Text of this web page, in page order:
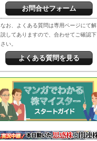
お問合せフォーム
なお、よくある質問は専用ページにて解
説してありますので、合わせてご確認下
さい。
よくある質問を見る